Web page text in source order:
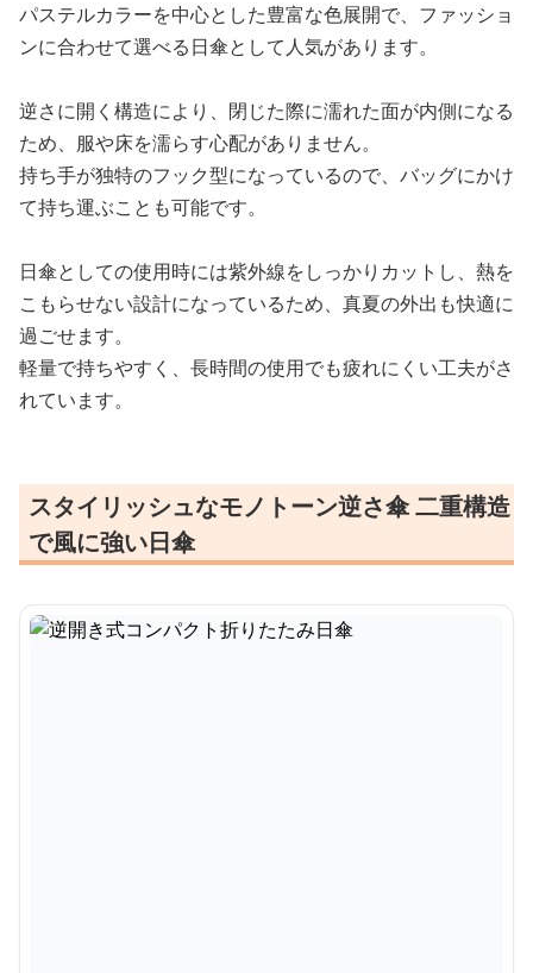
パステルカラーを中心とした豊富な色展開で、ファッショ
ンに合わせて選べる日傘として人気があります。
逆さに開く構造により、閉じた際に濡れた面が内側になる
ため、服や床を濡らす心配がありません。
持ち手が独特のフック型になっているので、バッグにかけ
て持ち運ぶことも可能です。
日傘としての使用時には紫外線をしっかりカットし、熱を
こもらせない設計になっているため、真夏の外出も快適に
過ごせます。
軽量で持ちやすく、長時間の使用でも疲れにくい工夫がさ
れています。
スタイリッシュなモノトーン逆さ傘 二重構造
で風に強い日傘